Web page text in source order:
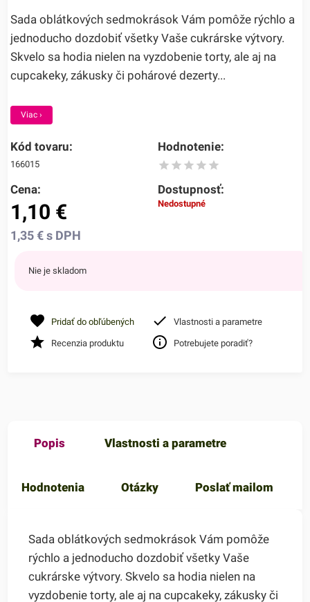
Sada oblátkových sedmokrások Vám pomôže rýchlo a
jednoducho dozdobiť všetky Vaše cukrárske výtvory.
Skvelo sa hodia nielen na vyzdobenie torty, ale aj na
cupcakeky, zákusky či pohárové dezerty...
Viac ›
Kód tovaru:
166015
Hodnotenie:
Cena:
1,10 €
1,35€ s DPH
Dostupnosť:
Nedostupné
Nie je skladom
Pridať do obľúbených Vlastnosti a parametre
Recenzia produktu Potrebujete poradiť?
Popis Vlastnosti a parametre
Hodnotenia Otázky Poslať mailom
Sada oblátkových sedmokrások Vám pomôže
rýchlo a jednoducho dozdobiť všetky Vaše
cukrárske výtvory. Skvelo sa hodia nielen na
vyzdobenie torty, ale aj na cupcakeky, zákusky či